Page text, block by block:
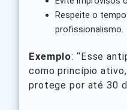
Respeite o
profissionalismo.
Exemplo: “Esse
como princípio
protege por até 30